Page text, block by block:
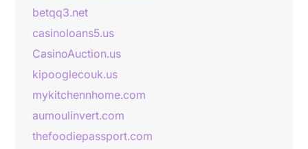
betqq3.net
casinoloans5.us
CasinoAuction.us
kipooglecouk.us
mykitchennhome.com
aumoulinvert.com
thefoodiepassport.com